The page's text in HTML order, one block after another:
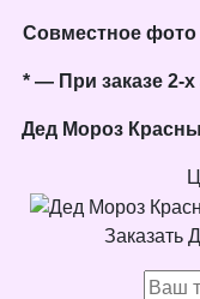
Совместное фото
* — При заказе 2-х
Дед Мороз
Заказать